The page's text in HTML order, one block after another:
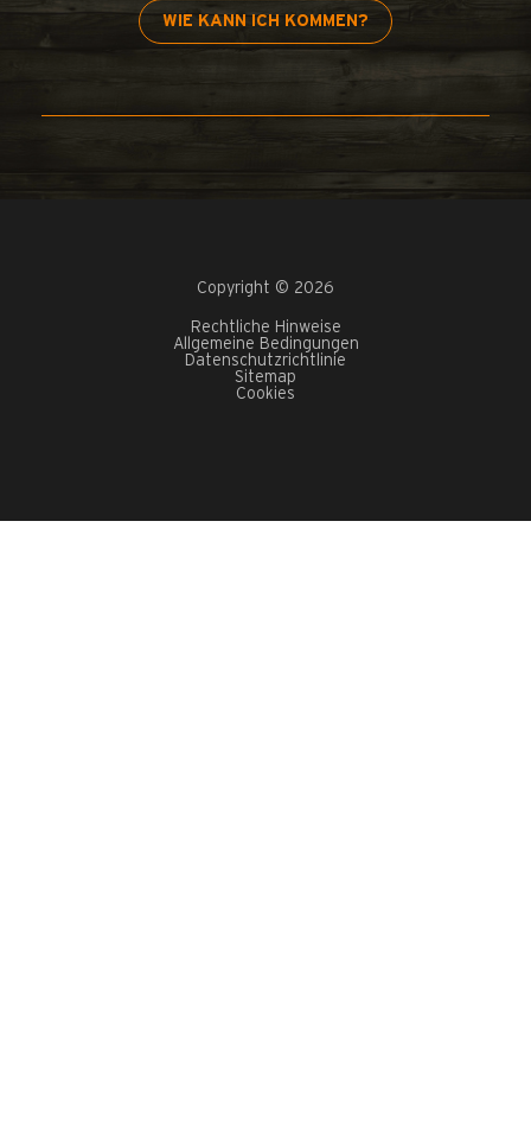
WIE KANN ICH KOMMEN?
Copyright © 2026
Rechtliche Hinweise
Allgemeine Bedingungen
Datenschutzrichtlinie
Sitemap
Cookies